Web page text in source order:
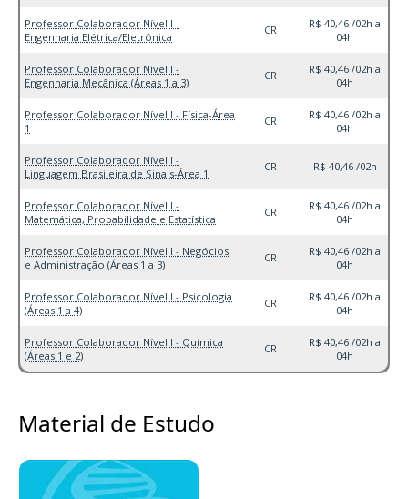
Professor Colaborador Nível I -
Engenharia Elétrica/Eletrônica
CR
R$ 40,46 /02h a
04h
Professor Colaborador Nível I -
Engenharia Mecânica (Áreas 1 a 3)
CR
R$ 40,46 /02h a
04h
Professor Colaborador Nível I - Física-Área
1
CR
R$ 40,46 /02h a
04h
Professor Colaborador Nível I -
Linguagem Brasileira de Sinais-Área 1
CR R$ 40,46 /02h
Professor Colaborador Nível I -
Matemática, Probabilidade e Estatística
CR
R$ 40,46 /02h a
04h
Professor Colaborador Nível I - Negócios
e Administração (Áreas 1 a 3)
CR
R$ 40,46 /02h a
04h
Professor Colaborador Nível I - Psicologia
(Áreas 1 a 4)
CR
R$ 40,46 /02h a
04h
Professor Colaborador Nível I - Química
(Áreas 1 e 2)
CR
R$ 40,46 /02h a
04h
Material de Estudo